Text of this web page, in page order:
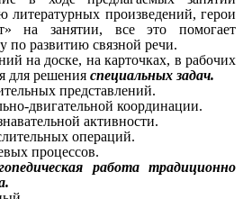
литературных произведений, герои
на занятии, все это помогает
по развитию связной речи.
на доске, на карточках, в рабочих
для решения специальных задач.
представлений.
двигательной координации.
активности.
операций.
процессов.
работа традиционно